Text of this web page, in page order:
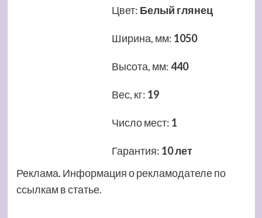
Цвет: Белый глянец
Ширина, мм: 1050
Высота, мм:440
Вес, кг: 19
Число мест: 1
Гарантия: 10 лет
Реклама. Информация о рекламодателе по
ссылкам в статье.